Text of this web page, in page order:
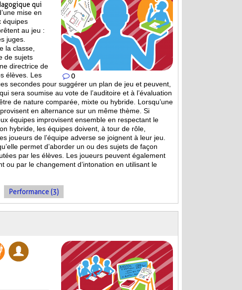
0
qui
mise en
équipes
au jeu :
juges.
la classe,
de sujets
directrice de
élèves. Les
secondes pour suggérer un plan de jeu et peuvent,
sera soumise au vote de l’auditoire et à l’évaluation
de nature comparée, mixte ou hybride. Lorsqu’une
en alternance sur un même thème. Si
équipes improvisent ensemble en respectant le
hybride, les équipes doivent, à tour de rôle,
joueurs de l’équipe adverse se joignent à leur jeu.
permet d’aborder un ou des sujets de façon
par les élèves. Les joueurs peuvent également
ou par le changement d’intonation en utilisant le
Performance (3)